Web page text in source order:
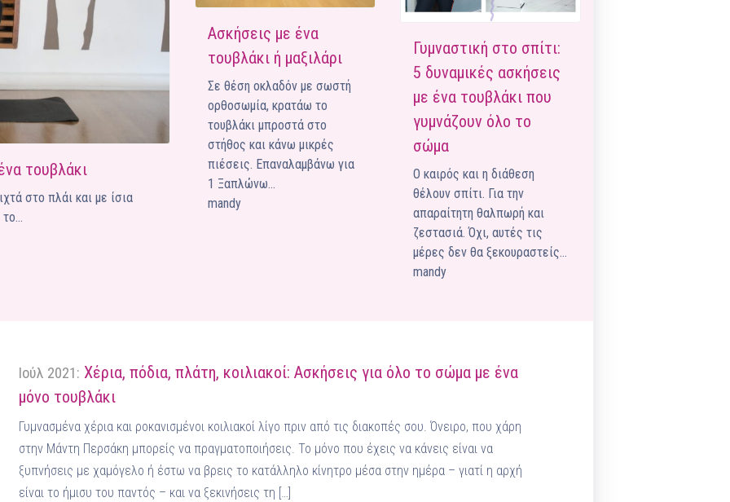
Ένα μεγάλο και όμορφο γυμναστήριο κοντά στη θάλασσα
Κορυδαλλό
ΠΕΥΚΗ
ΠΕΡΙΣΤΈΡΙ
Προορισμός Pilates στην Καρδιά της Πόλης
Pilates by Mandy
Pilates by Mandy
FACEBOOK N.ΜΑΚΡΗΣ
Pilates by Mandy
FACEBOOK ΚΟΡΥΔΑΛΛΟΥ
Pilates by Mandy
FACEBOOK ΠΕΡΙΣΤΕΡΊΟΥ
Pilates by Mandy
FACEBOOK ΠΕΎΚΗΣ
ΚΑΝΑΛΙ YOUTUBE
τουβλάκι
στο πλάι και με ίσια
Ασκήσεις με ένα
τουβλάκι ή μαξιλάρι
Σε θέση οκλαδόν με σωστή
ορθοσωμία, κρατάω το
τουβλάκι μπροστά στο
στήθος και κάνω μικρές
πιέσεις. Επαναλαμβάνω για
1 Ξαπλώνω…
mandy
Γυμναστική στο σπίτι:
5 δυναμικές ασκήσεις
με ένα τουβλάκι που
γυμνάζουν όλο το
σώμα
Ο καιρός και η διάθεση
θέλουν σπίτι. Για την
απαραίτητη θαλπωρή και
ζεστασιά. Όχι, αυτές τις
μέρες δεν θα ξεκουραστείς…
mandy
Ιούλ 2021: Χέρια, πόδια, πλάτη, κοιλιακοί: Ασκήσεις για όλο το σώμα με ένα
μόνο τουβλάκι
Γυμνασμένα χέρια και ροκανισμένοι κοιλιακοί λίγο πριν από τις διακοπές σου. Όνειρο, που χάρη
στην Μάντη Περσάκη μπορείς να πραγματοποιήσεις. Το μόνο που έχεις να κάνεις είναι να
ξυπνήσεις με χαμόγελο ή έστω να βρεις το κατάλληλο κίνητρο μέσα στην ημέρα – γιατί η αρχή
είναι το ήμισυ του παντός – και να ξεκινήσεις τη […]